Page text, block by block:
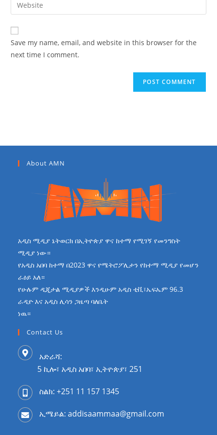
Save my name, email, and website in this browser for the
next time I comment.
About AMN
አዲስ ሚዲያ ኔትወርክ በኢትዮጵያ ዋና ከተማ የሚገኝ የመንግስት
ሚዲያ ነው።
የአዲስ አበባ ከተማ በ2023 ዋና የሜትሮፖሊታን የከተማ ሚዲያ የመሆን
ራዕይ አለ።
የሁሉም ዲጂታል ሚዲያዎች እንዲሁም አዲስ ቲቪ፣ኤፍኤም 96.3
ራዲዮ እና አዲስ ሊሳን ጋዜጣ ባለቤት
ነዉ።
Contact Us
አድራሻ:
5 ኪሎ፣ አዲስ አበባ፣ ኢትዮጵያ፣ 251
ስልክ: +251 11 157 1345
ኢሜይል: addisaammaa@gmail.com